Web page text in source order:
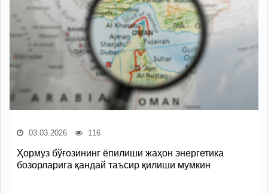
03.03.2026 116
Ҳормуз бўғозининг ёпилиши жаҳон энергетика
бозорларига қандай таъсир қилиши мумкин